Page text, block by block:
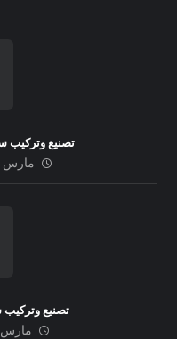
تصنيع وتركيب
مارس 15, 2025
تصنيع
مارس 15,